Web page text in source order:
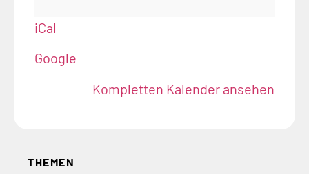
iCal
Google
Kompletten Kalender ansehen
THEMEN